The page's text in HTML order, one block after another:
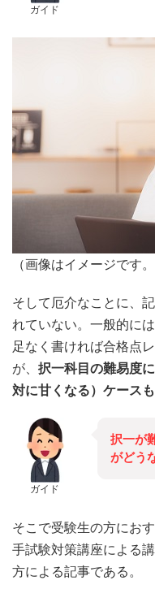
ガイド
（画像はイメージです。
そして厄介なことに、
れていない。一般的に
足なく書ければ合格点
が、 択一科目の難易度
対に甘くなる）ケース
ガイド
択一が
がどう
そこで受験生の方にお
手試験対策講座による
方による記事である。